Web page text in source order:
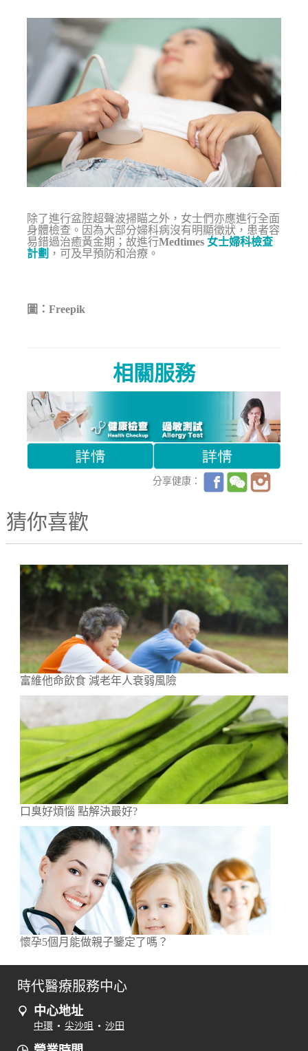
除了進行盆腔超聲波掃瞄之外，女士們亦應進行全面
身體檢查。因為大部分婦科病沒有明顯徵狀，患者容
易錯過治癒黃金期；故進行Medtimes 女士婦科檢查
計劃 ，可及早預防和治療。
圖：Freepik
相關服務
分享健康：
猜你喜歡
富維他命飲食 減老年人衰弱風險
口臭好煩惱 點解決最好?
懷孕5個月能做親子鑒定了嗎？
時代醫療服務中心
中心地址
中環 • 尖沙咀 • 沙田